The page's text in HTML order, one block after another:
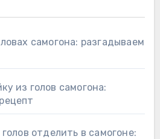
самогона: разгадываем
из голов самогона:
отделить в самогоне: